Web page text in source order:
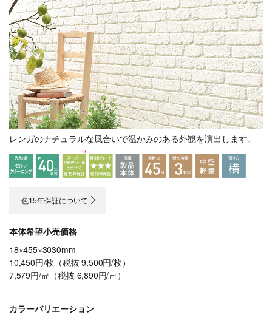
レンガのナチュラルな風合いで温かみのある外観を演出します。
色15年保証について
本体希望小売価格
18×455×3030mm
10,450円/枚（税抜 9,500円/枚）
7,579円/㎡（税抜 6,890円/㎡）
カラーバリエーション